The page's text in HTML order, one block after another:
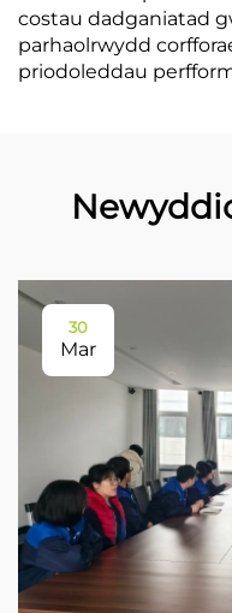
costau dadganiatad
parhaolrwydd
priodoleddau
30
Mar